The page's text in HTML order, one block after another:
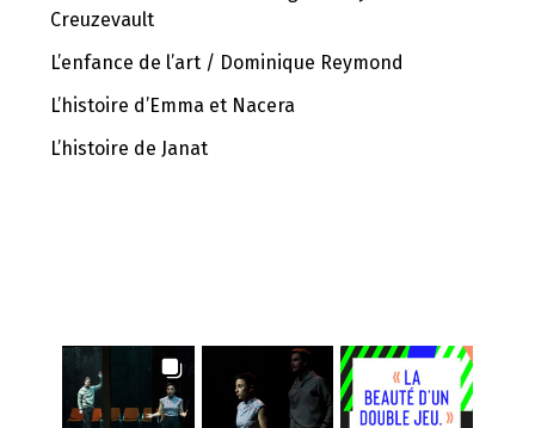
Creuzevault
L’enfance de l’art / Dominique Reymond
L’histoire d’Emma et Nacera
L’histoire de Janat